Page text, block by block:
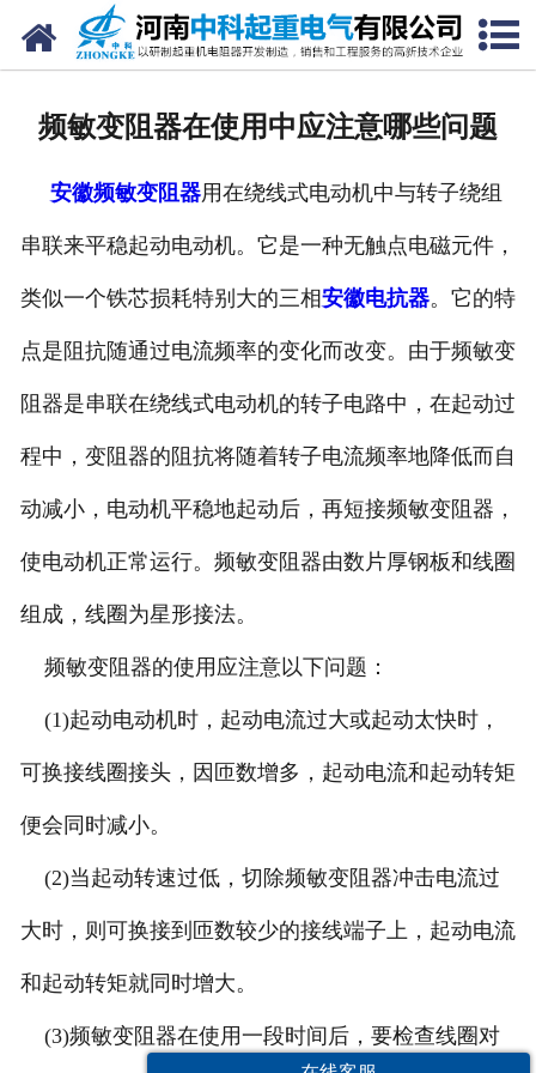
网站首页
公司风采
联系我们
频敏变阻器在使用中应注意哪些问题
安徽频敏变阻器用在绕线式电动机中与转子绕组
串联来平稳起动电动机。它是一种无触点电磁元件，
类似一个铁芯损耗特别大的三相安徽电抗器。它的特
点是阻抗随通过电流频率的变化而改变。由于频敏变
阻器是串联在绕线式电动机的转子电路中，在起动过
程中，变阻器的阻抗将随着转子电流频率地降低而自
动减小，电动机平稳地起动后，再短接频敏变阻器，
使电动机正常运行。频敏变阻器由数片厚钢板和线圈
组成，线圈为星形接法。
频敏变阻器的使用应注意以下问题：
(1)起动电动机时，起动电流过大或起动太快时，
可换接线圈接头，因匝数增多，起动电流和起动转矩
便会同时减小。
(2)当起动转速过低，切除频敏变阻器冲击电流过
大时，则可换接到匝数较少的接线端子上，起动电流
和起动转矩就同时增大。
(3)频敏变阻器在使用一段时间后，要检查线圈对